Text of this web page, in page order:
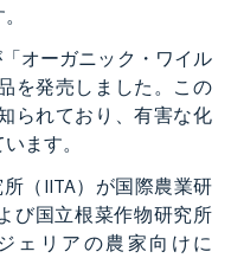
「オーガニック・ワイル
を発売しました。この
られており、有害な化
ます。
（IITA）が国際農業研
び国立根菜作物研究所
ェリアの農家向けに